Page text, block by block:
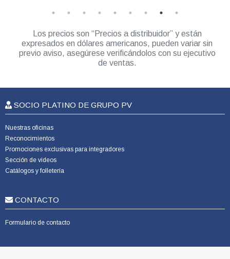
Los precios son “Precios a distribuidor” y están
expresados en dólares americanos, pueden variar sin
previo aviso, asegúrese verificándolos con su ejecutivo
de ventas.
SOCIO PLATINO DE GRUPO PV
Nuestras oficinas
Reconocimientos
Promociones exclusivas para integradores
Sección de videos
Catálogos y folletería
CONTACTO
Formulario de contacto